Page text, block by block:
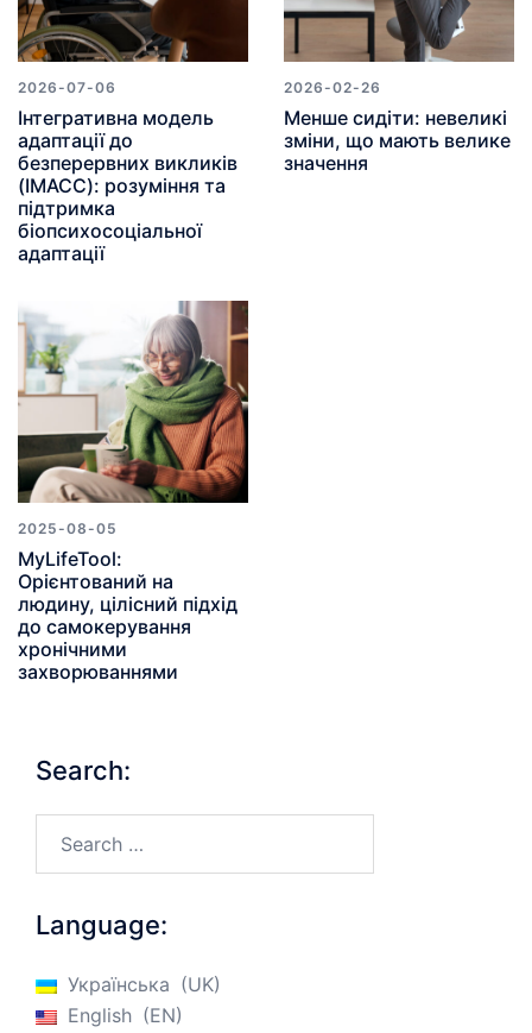
2026-07-06
Інтегративна модель
адаптації до
безперервних викликів
(IMACC): розуміння та
підтримка
біопсихосоціальної
адаптації
2026-02-26
Менше сидіти: невеликі
зміни, що мають велике
значення
2025-08-05
MyLifeTool:
Орієнтований на
людину, цілісний підхід
до самокерування
хронічними
захворюваннями
Search:
Language:
Українська
UK
English
EN